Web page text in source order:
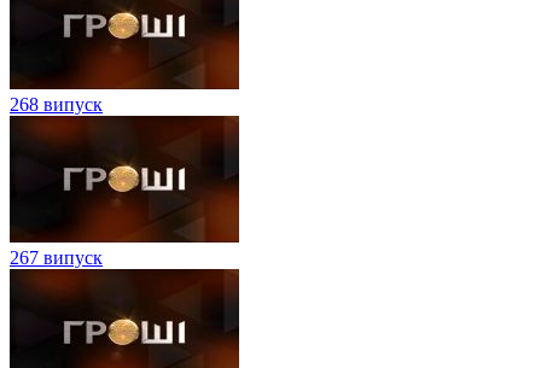
268 випуск
267 випуск